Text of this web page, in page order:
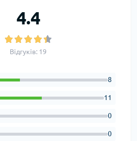
4.4
Відгуків: 19
8
11
0
0